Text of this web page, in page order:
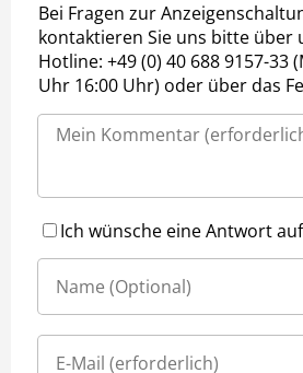
Bei Fragen zur
kontaktieren Sie uns bitte über
Hotline: +49 (0) 40 688 9157-33
Uhr 16:00 Uhr) oder über das
Ich wünsche eine Antwort